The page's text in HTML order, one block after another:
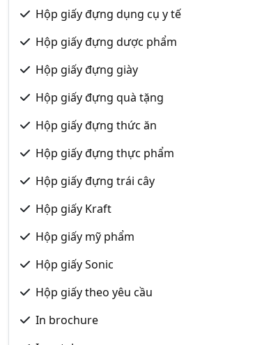
Hộp giấy đựng dụng cụ y tế
Hộp giấy đựng dược phẩm
Hộp giấy đựng giày
Hộp giấy đựng quà tặng
Hộp giấy đựng thức ăn
Hộp giấy đựng thực phẩm
Hộp giấy đựng trái cây
Hộp giấy Kraft
Hộp giấy mỹ phẩm
Hộp giấy Sonic
Hộp giấy theo yêu cầu
In brochure